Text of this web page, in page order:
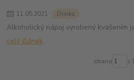
11.05.2021 Drinks
Alkoholický nápoj vyrobený kvašením
celý článek
strana z